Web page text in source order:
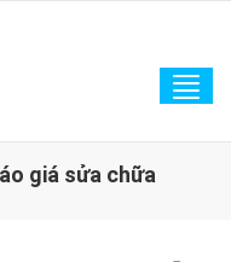
giá sửa chữa